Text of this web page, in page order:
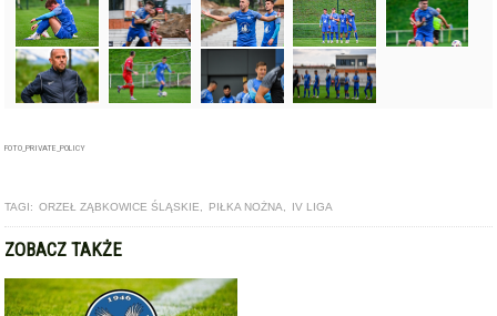
FOTO_PRIVATE_POLICY
TAGI: ORZEŁ ZĄBKOWICE ŚLĄSKIE, PIŁKA NOŻNA, IV LIGA
ZOBACZ TAKŻE